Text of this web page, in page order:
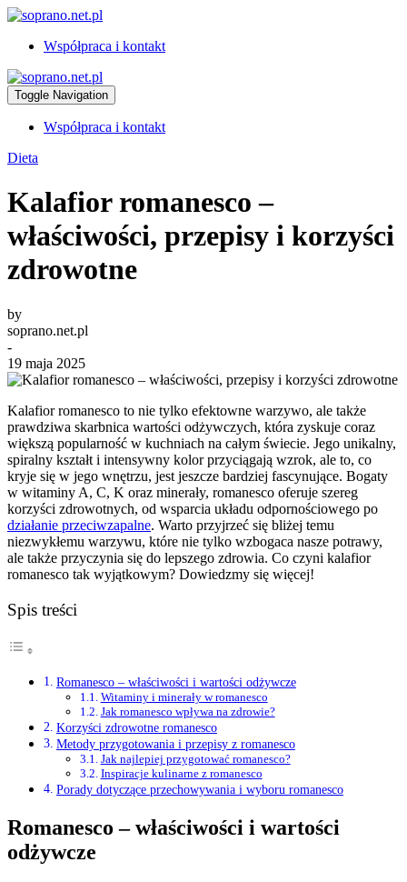
Współpraca i kontakt
Toggle Navigation
Współpraca i kontakt
Dieta
Kalafior romanesco –
właściwości, przepisy i korzyści
zdrowotne
by
soprano.net.pl
-
19 maja 2025
Kalafior romanesco to nie tylko efektowne warzywo, ale także
prawdziwa skarbnica wartości odżywczych, która zyskuje coraz
większą popularność w kuchniach na całym świecie. Jego unikalny,
spiralny kształt i intensywny kolor przyciągają wzrok, ale to, co
kryje się w jego wnętrzu, jest jeszcze bardziej fascynujące. Bogaty
w witaminy A, C, K oraz minerały, romanesco oferuje szereg
korzyści zdrowotnych, od wsparcia układu odpornościowego po
działanie przeciwzapalne. Warto przyjrzeć się bliżej temu
niezwykłemu warzywu, które nie tylko wzbogaca nasze potrawy,
ale także przyczynia się do lepszego zdrowia. Co czyni kalafior
romanesco tak wyjątkowym? Dowiedzmy się więcej!
Spis treści
Romanesco – właściwości i wartości odżywcze
Witaminy i minerały w romanesco
Jak romanesco wpływa na zdrowie?
Korzyści zdrowotne romanesco
Metody przygotowania i przepisy z romanesco
Jak najlepiej przygotować romanesco?
Inspiracje kulinarne z romanesco
Porady dotyczące przechowywania i wyboru romanesco
Romanesco – właściwości i wartości
odżywcze